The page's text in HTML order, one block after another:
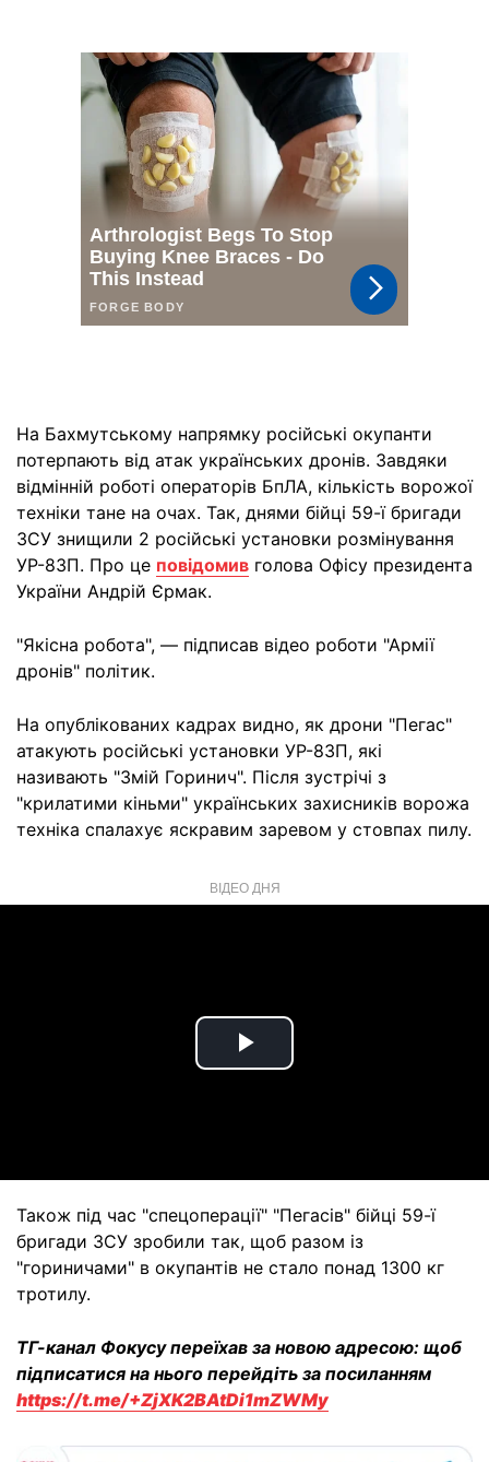
На Бахмутському напрямку російські окупанти
потерпають від атак українських дронів. Завдяки
відмінній роботі операторів БпЛА, кількість ворожої
техніки тане на очах. Так, днями бійці 59-ї бригади
ЗСУ знищили 2 російські установки розмінування
УР-83П. Про це повідомив голова Офісу президента
України Андрій Єрмак.
"Якісна робота", — підписав відео роботи "Армії
дронів" політик.
На опублікованих кадрах видно, як дрони "Пегас"
атакують російські установки УР-83П, які
називають "Змій Горинич". Після зустрічі з
"крилатими кіньми" українських захисників ворожа
техніка спалахує яскравим заревом у стовпах пилу.
ВІДЕО ДНЯ
Play
Також під час "спецоперації" "Пегасів" бійці 59-ї
бригади ЗСУ зробили так, щоб разом із
"гориничами" в окупантів не стало понад 1300 кг
тротилу.
ТГ-канал Фокусу переїхав за новою адресою: щоб
підписатися на нього перейдіть за посиланням
https://t.me/+ZjXK2BAtDi1mZWMy